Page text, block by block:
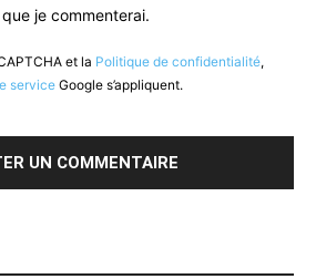
je commenterai.
et la Politique de confidentialité,
service Google s’appliquent.